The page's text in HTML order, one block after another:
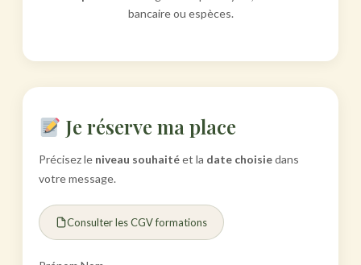
bancaire ou espèces.
Je réserve ma place
Précisez le niveau souhaitéet la date choisiedans
votre message.
Consulter les CGV formations